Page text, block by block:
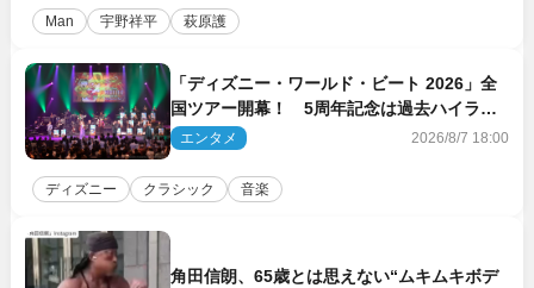
Man 宇野祥平 萩原護
「ディズニー・ワールド・ビート 2026」全
国ツアー開幕！ 5周年記念は過去ハイライ
ト＆クルーズ旅を大満喫！【潜入レポート】
エンタメ 2026/8/7 18:00
ディズニー クラシック 音楽
角田信朗、65歳とは思えない“ムキムキボデ